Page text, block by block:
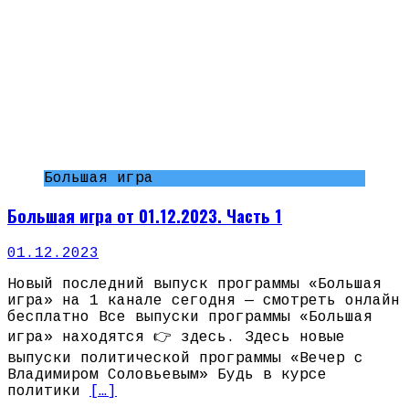
Большая игра
Большая игра от 01.12.2023. Часть 1
01.12.2023
Новый последний выпуск программы «Большая
игра» на 1 канале сегодня — смотреть онлайн
бесплатно Все выпуски программы «Большая
игра» находятся 👉 здесь. Здесь новые
выпуски политической программы «Вечер с
Владимиром Соловьевым» Будь в курсе
политики
[…]